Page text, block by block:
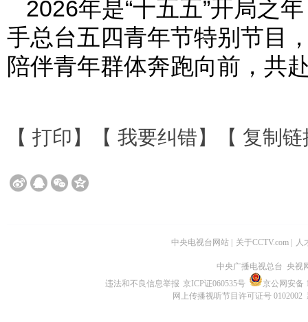
2026年是“十五五”开局之
手总台五四青年节特别节目
陪伴青年群体奔跑向前，共
【 打印 】【 我要纠错】【 复制链
中央电视台网站 关于CCTV.com 人
中央广播电视总台 央视
违法和不良信息举报 京ICP证060535号
京公网安备
网上传播视听节目许可证号 0102002